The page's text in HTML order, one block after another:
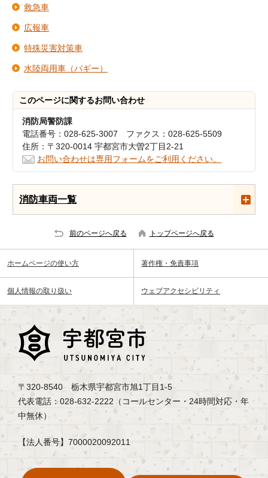
救急車
広報車
特殊災害対策車
水陸両用車（バギー）
このページに関するお問い合わせ
消防局警防課
電話番号：028-625-3007 ファクス：028-625-5509
住所：〒320-0014 宇都宮市大曽2丁目2-21
お問い合わせは専用フォームをご利用ください。
消防車両一覧
前のページへ戻る トップページへ戻る
ホームページの使い方 著作権・免責事項
個人情報の取り扱い ウェブアクセシビリティ
〒320-8540 栃木県宇都宮市旭1丁目1-5
代表電話：028-632-2222（コールセンター・24時間対応・年
中無休）
【法人番号】7000020092011